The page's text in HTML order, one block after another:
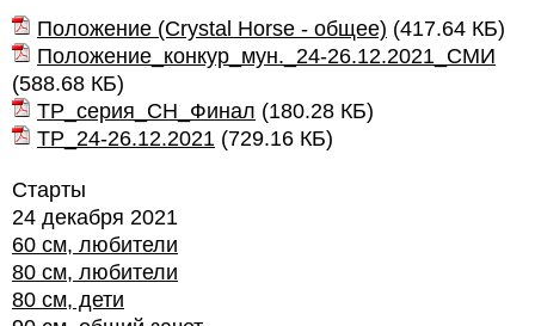
Положение (Crystal Horse - общее) (417.64 КБ)
Положение_конкур_мун._24-26.12.2021_СМИ
(588.68 КБ)
ТР_серия_СН_Финал (180.28 КБ)
ТР_24-26.12.2021 (729.16 КБ)
Старты
24 декабря 2021
60 см, любители
80 см, любители
80 см, дети